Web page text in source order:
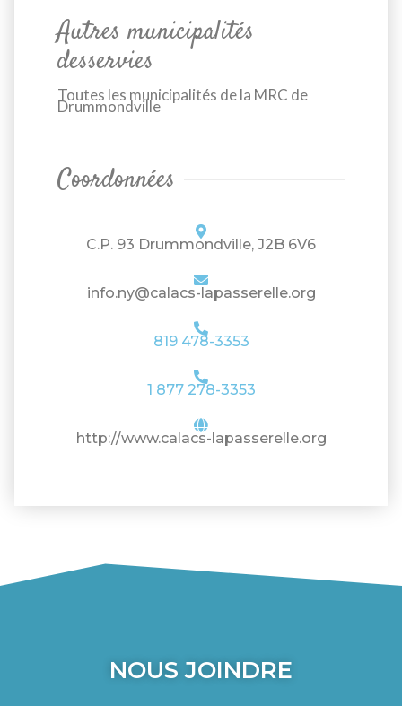
Autres municipalités
desservies
Toutes les municipalités de la MRC de
Drummondville
Coordonnées
C.P. 93 Drummondville, J2B 6V6
info.ny@calacs-lapasserelle.org
819 478-3353
1 877 278-3353
http://www.calacs-lapasserelle.org
NOUS JOINDRE